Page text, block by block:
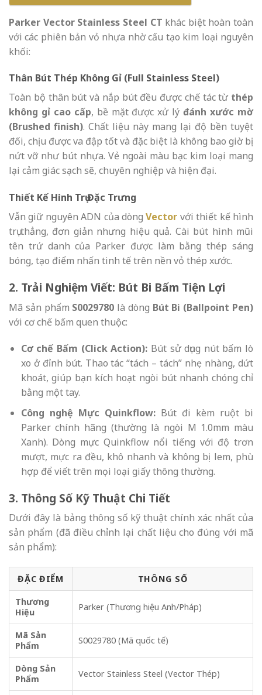
Parker Vector Stainless Steel CT khác biệt hoàn toàn
với các phiên bản vỏ nhựa nhờ cấu tạo kim loại nguyên
khối:
Thân Bút Thép Không Gỉ (Full Stainless Steel)
Toàn bộ thân bút và nắp bút đều được chế tác từ thép
không gỉ cao cấp, bề mặt được xử lýđánh xước mờ
(Brushed finish). Chất liệu này mang lại độ bền tuyệt
đối, chịu được va đập tốt và đặc biệt là không bao giờ bị
nứt vỡ như bút nhựa. Vẻ ngoài màu bạc kim loại mang
lại cảm giác sạch sẽ, chuyên nghiệp và hiện đại.
Thiết Kế Hình Trụ Đặc Trưng
Vẫn giữ nguyên ADN của dòngVector với thiết kế hình
trụ thẳng, đơn giản nhưng hiệu quả. Cài bút hình mũi
tên trứ danh của Parker được làm bằng thép sáng
bóng, tạo điểm nhấn tinh tế trên nền vỏ thép xước.
2. Trải Nghiệm Viết: Bút Bi Bấm Tiện Lợi
Mã sản phẩm S0029780 là dòng Bút Bi (Ballpoint Pen)
với cơ chế bấm quen thuộc:
Cơ chế Bấm (Click Action): Bút sử dụng nút bấm lò
xo ở đỉnh bút. Thao tác “tách – tách” nhẹ nhàng, dứt
khoát, giúp bạn kích hoạt ngòi bút nhanh chóng chỉ
bằng một tay.
Công nghệ Mực Quinkflow:Bút đi kèm ruột bi
Parker chính hãng (thường là ngòi M 1.0mm màu
Xanh). Dòng mực Quinkflow nổi tiếng với độ trơn
mượt, mực ra đều, khô nhanh và không bị lem, phù
hợp để viết trên mọi loại giấy thông thường.
3. Thông Số Kỹ Thuật Chi Tiết
Dưới đây là bảng thông số kỹ thuật chính xác nhất của
sản phẩm (đã điều chỉnh lại chất liệu cho đúng với mã
sản phẩm):
ĐẶC ĐIỂM THÔNG SỐ
Thương
Hiệu
Parker (Thương hiệu Anh/Pháp)
Mã Sản
Phẩm
S0029780 (Mã quốc tế)
Dòng Sản
Phẩm
Vector Stainless Steel (Vector Thép)